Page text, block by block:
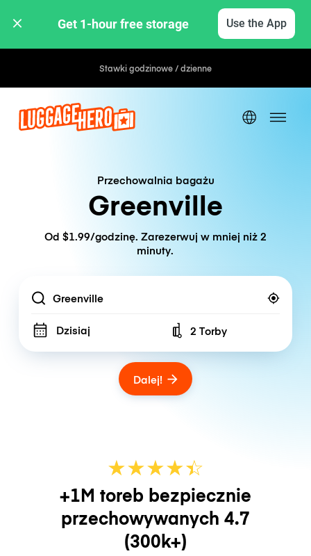
Get 1-hour free storage Use the App
Stawki godzinowe / dzienne
Przechowalnia bagażu
Greenville
Od $1.99/godzinę. Zarezerwuj w mniej niż 2
minuty.
Location
Dzisiaj Number of bags
2 Torby
Dalej!
★★★★☆
★
+1M toreb bezpiecznie
przechowywanych 4.7
(300k+)